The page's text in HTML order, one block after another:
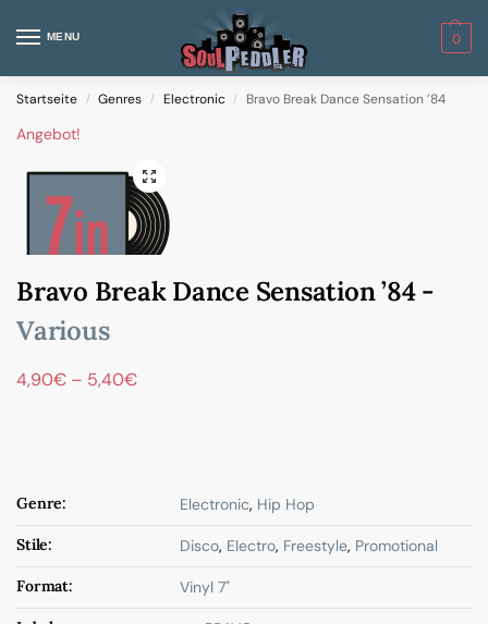
MENU 0
Startseite / Genres / Electronic / Bravo Break Dance Sensation ’84
Angebot!
Bravo Break Dance Sensation ’84 -
Various
4,90€ – 5,40€
Genre: Electronic, Hip Hop
Stile: Disco, Electro, Freestyle, Promotional
Format: Vinyl 7"